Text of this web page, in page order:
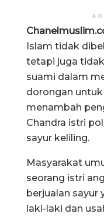
Islam tidak
tetapi juga
suami dalam
dorongan
menambah
Chandra istri
sayur keliling.
Masyarakat
seorang istri
berjualan sayur
laki-laki dan